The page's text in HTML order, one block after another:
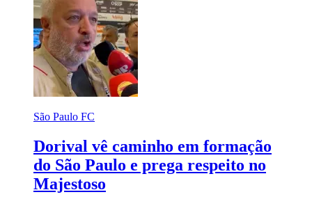
São Paulo FC
Dorival vê caminho em formação
do São Paulo e prega respeito no
Majestoso